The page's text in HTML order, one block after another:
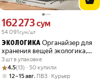
ЭКОЛОГИКА Органайзер для
хранения вещей экологика,
складной на молнии и
прозрачным окном, 50x20x35
см, 3 шт
3 шт в упаковке
Цена 162273 сум вместо
162 273сум
54 091 сум/шт
Рейтинг товара: 4.5 из 5
Оценок: (13) · 50 купили
4.5(13) · 50 купили
12 – 15 авг, ПВЗ Курьер